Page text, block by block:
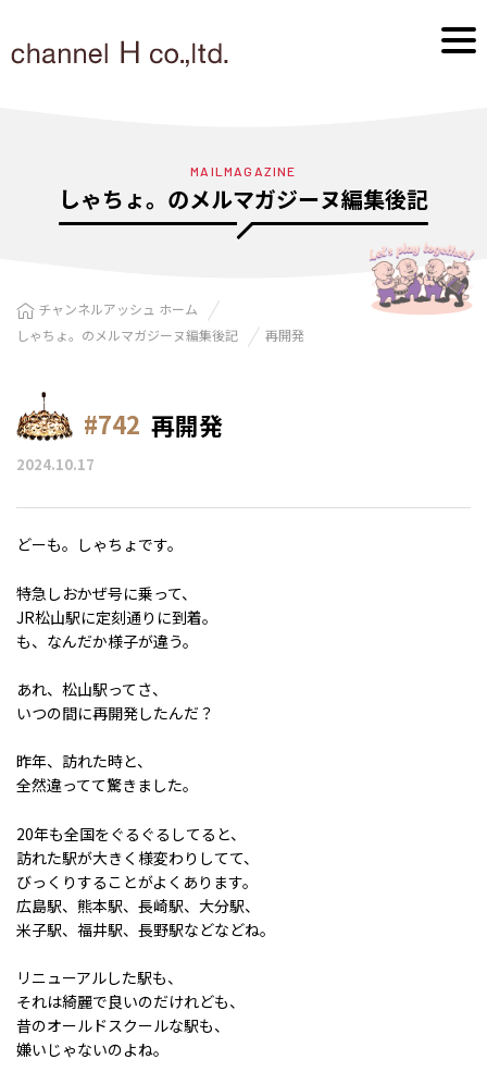
MAILMAGAZINE
しゃちょ。のメルマガジーヌ編集後記
チャンネルアッシュ ホーム
しゃちょ。のメルマガジーヌ編集後記
再開発
#742 再開発
2024.10.17
どーも。しゃちょです。
特急しおかぜ号に乗って、
JR松山駅に定刻通りに到着。
も、なんだか様子が違う。
あれ、松山駅ってさ、
いつの間に再開発したんだ？
昨年、訪れた時と、
全然違ってて驚きました。
20年も全国をぐるぐるしてると、
訪れた駅が大きく様変わりしてて、
びっくりすることがよくあります。
広島駅、熊本駅、長崎駅、大分駅、
米子駅、福井駅、長野駅などなどね。
リニューアルした駅も、
それは綺麗で良いのだけれども、
昔のオールドスクールな駅も、
嫌いじゃないのよね。